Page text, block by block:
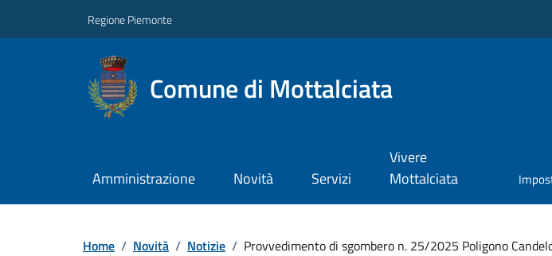
Regione Piemonte
Comune di Mottalciata
Amministrazione Novità Servizi
Vivere
Mottalciata
Home / Novità / Notizie / Provvedimento di sgombero n. 25/2025 Poligono